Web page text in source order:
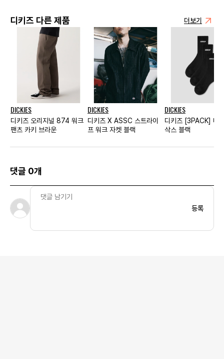
디키즈 다른 제품 더보기
DICKIES
디키즈 오리지널 874 워크
팬츠 카키 브라운
DICKIES
디키즈 X ASSC 스트라이
프 워크 자켓 블랙
DICKIES
디키즈 [3PACK] 배
삭스 블랙
댓글 0개
등록